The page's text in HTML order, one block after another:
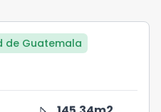
de Guatemala